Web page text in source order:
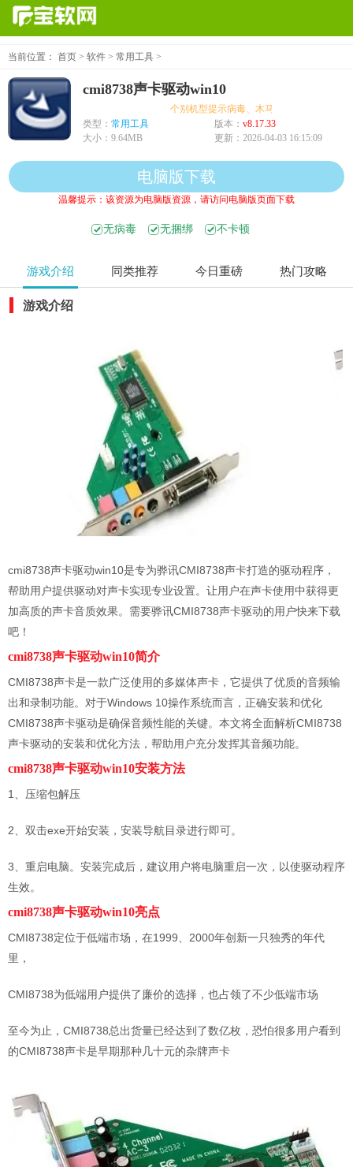
当前位置： 首页 > 软件 > 常用工具 >
cmi8738声卡驱动win10
个别机型提示病毒、木马、危险，均为误报
类型： 常用工具 版本： v8.17.33
大小： 9.64MB 更新： 2026-04-03 16:15:09
电脑版下载
温馨提示：该资源为电脑版资源，请访问电脑版页面下载
无病毒 无捆绑 不卡顿
游戏介绍 同类推荐 今日重磅 热门攻略
游戏介绍
cmi8738声卡驱动win10是专为骅讯CMI8738声卡打造的驱动程序，
帮助用户提供驱动对声卡实现专业设置。让用户在声卡使用中获得更
加高质的声卡音质效果。需要骅讯CMI8738声卡驱动的用户快来下载
吧！
cmi8738声卡驱动win10简介
CMI8738声卡是一款广泛使用的多媒体声卡，它提供了优质的音频输
出和录制功能。对于Windows 10操作系统而言，正确安装和优化
CMI8738声卡驱动是确保音频性能的关键。本文将全面解析CMI8738
声卡驱动的安装和优化方法，帮助用户充分发挥其音频功能。
cmi8738声卡驱动win10安装方法
1、压缩包解压
2、双击exe开始安装，安装导航目录进行即可。
3、重启电脑。安装完成后，建议用户将电脑重启一次，以使驱动程序
生效。
cmi8738声卡驱动win10亮点
CMI8738定位于低端市场，在1999、2000年创新一只独秀的年代
里，
CMI8738为低端用户提供了廉价的选择，也占领了不少低端市场
至今为止，CMI8738总出货量已经达到了数亿枚，恐怕很多用户看到
的CMI8738声卡是早期那种几十元的杂牌声卡